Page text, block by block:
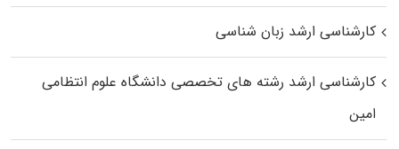
کارشناسی ارشد زبان شناسی
کارشناسی ارشد رﺷﺘﻪ ﻫﺎی تخصصی داﻧﺸﮕﺎه ﻋﻠﻮم انتظامی
اﻣﻴﻦ